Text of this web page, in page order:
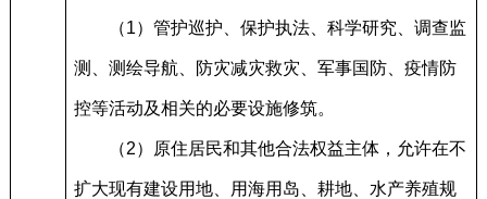
（1）管护巡护、保护执法、科学研究、调查监
测、测绘导航、防灾减灾救灾、军事国防、疫情防
控等活动及相关的必要设施修筑。
（2）原住居民和其他合法权益主体，允许在不
扩大现有建设用地、用海用岛、耕地、水产养殖规